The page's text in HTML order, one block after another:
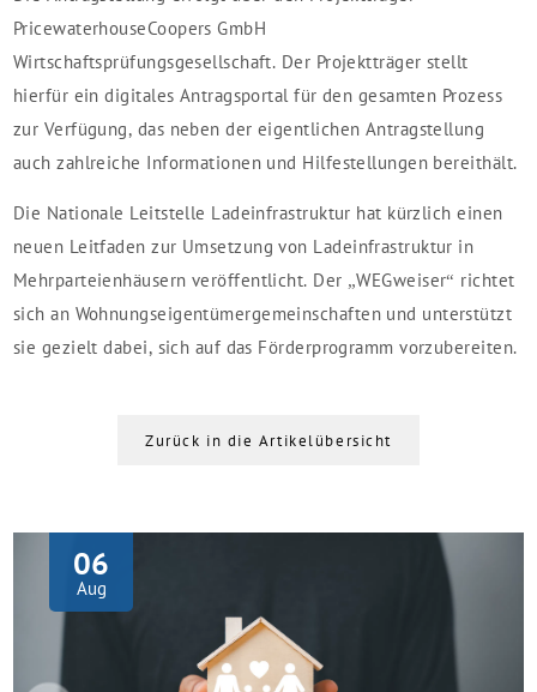
PricewaterhouseCoopers GmbH
Wirtschaftsprüfungsgesellschaft. Der Projektträger stellt
hierfür ein digitales Antragsportal für den gesamten Prozess
zur Verfügung, das neben der eigentlichen Antragstellung
auch zahlreiche Informationen und Hilfestellungen bereithält.
Die Nationale Leitstelle Ladeinfrastruktur hat kürzlich einen
neuen Leitfaden zur Umsetzung von Ladeinfrastruktur in
Mehrparteienhäusern veröffentlicht. Der „WEGweiser“ richtet
sich an Wohnungseigentümergemeinschaften und unterstützt
sie gezielt dabei, sich auf das Förderprogramm vorzubereiten.
Zurück in die Artikelübersicht
06
Aug